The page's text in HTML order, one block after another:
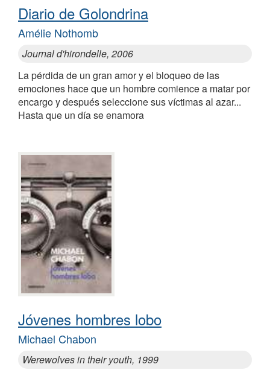
Diario de Golondrina
Amélie Nothomb
Journal d'hirondelle, 2006
La pérdida de un gran amor y el bloqueo de las
emociones hace que un hombre comience a matar por
encargo y después seleccione sus víctimas al azar...
Hasta que un día se enamora
Jóvenes hombres lobo
Michael Chabon
Werewolves in their youth, 1999